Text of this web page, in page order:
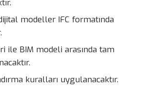
modeller IFC formatında
ile BIM modeli arasında tam
kuralları uygulanacaktır.